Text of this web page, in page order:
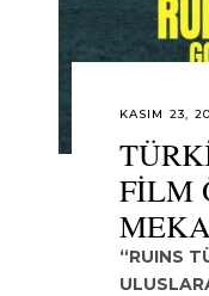
KASIM 23,
FİLM
“RUINS